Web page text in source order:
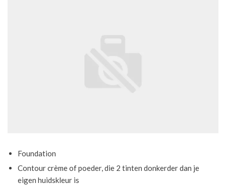
Foundation
Contour crème of poeder, die 2 tinten donkerder dan je
eigen huidskleur is